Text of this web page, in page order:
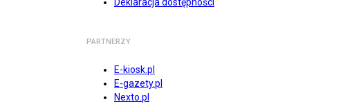
PARTNERZY
E-kiosk.pl
E-gazety.pl
Nexto.pl